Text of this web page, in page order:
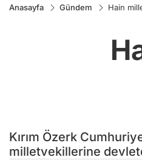
Anasayfa Gündem Hain
Kırım Özerk
milletvekillerine